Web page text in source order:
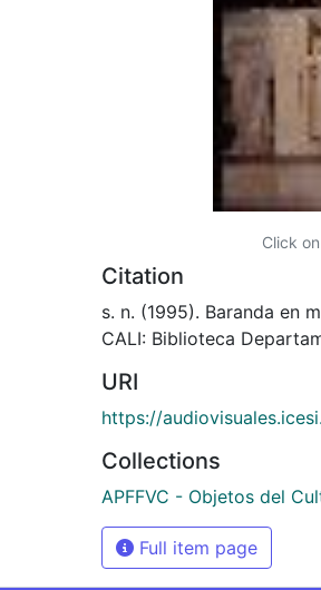
Click
Citation
s. n. (1995). Baranda en
CALI: Biblioteca
URI
https://
Collections
APFFVC - Objetos del
Full item page